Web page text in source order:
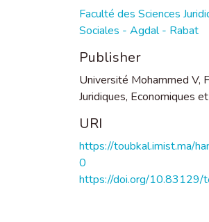
Faculté des Sciences
Sociales - Agdal - Rabat
Publisher
Université Mohammed V,
Juridiques, Economiques
URI
https://toubkal.imist.ma/
0
https://doi.org/10.83129/